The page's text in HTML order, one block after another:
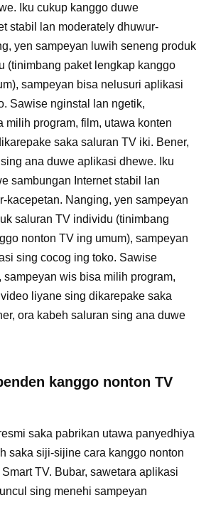
Iku cukup kanggo duwe
stabil lan moderately dhuwur-
yen sampeyan luwih seneng produk
(tinimbang paket lengkap kanggo
sampeyan bisa nelusuri aplikasi
Sawise nginstal lan ngetik,
milih program, film, utawa konten
saka saluran TV iki. Bener,
ana duwe aplikasi dhewe. Iku
sambungan Internet stabil lan
kacepetan. Nanging, yen sampeyan
saluran TV individu (tinimbang
nonton TV ing umum), sampeyan
sing cocog ing toko. Sawise
sampeyan wis bisa milih program,
liyane sing dikarepake saka
ora kabeh saluran sing ana duwe
kanggo nonton TV
saka pabrikan utawa panyedhiya
saka siji-sijine cara kanggo nonton
TV. Bubar, sawetara aplikasi
sing menehi sampeyan